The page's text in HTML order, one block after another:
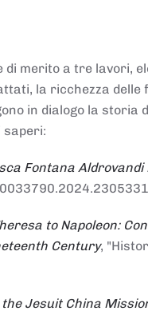
merito a tre lavori,
la ricchezza delle
in dialogo la storia
saperi:
Fontana
to Napoleon:
Century,
Jesuit China